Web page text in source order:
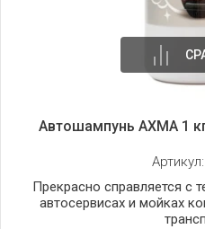
Автошампунь AXMA 1
Артикул:
Прекрасно справляется с
автосервисах и мойках